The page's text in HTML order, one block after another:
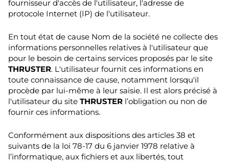
fournisseur d'accès de l'utilisateur, l'adresse de
protocole Internet (IP) de l'utilisateur.
En tout état de cause Nom de la société ne collecte des
informations personnelles relatives à l'utilisateur que
pour le besoin de certains services proposés par le site
THRUSTER. L'utilisateur fournit ces informations en
toute connaissance de cause, notamment lorsqu'il
procède par lui-même à leur saisie. Il est alors précisé à
l'utilisateur du site THRUSTER l’obligation ou non de
fournir ces informations.
Conformément aux dispositions des articles 38 et
suivants de la loi 78-17 du 6 janvier 1978 relative à
l’informatique, aux fichiers et aux libertés, tout